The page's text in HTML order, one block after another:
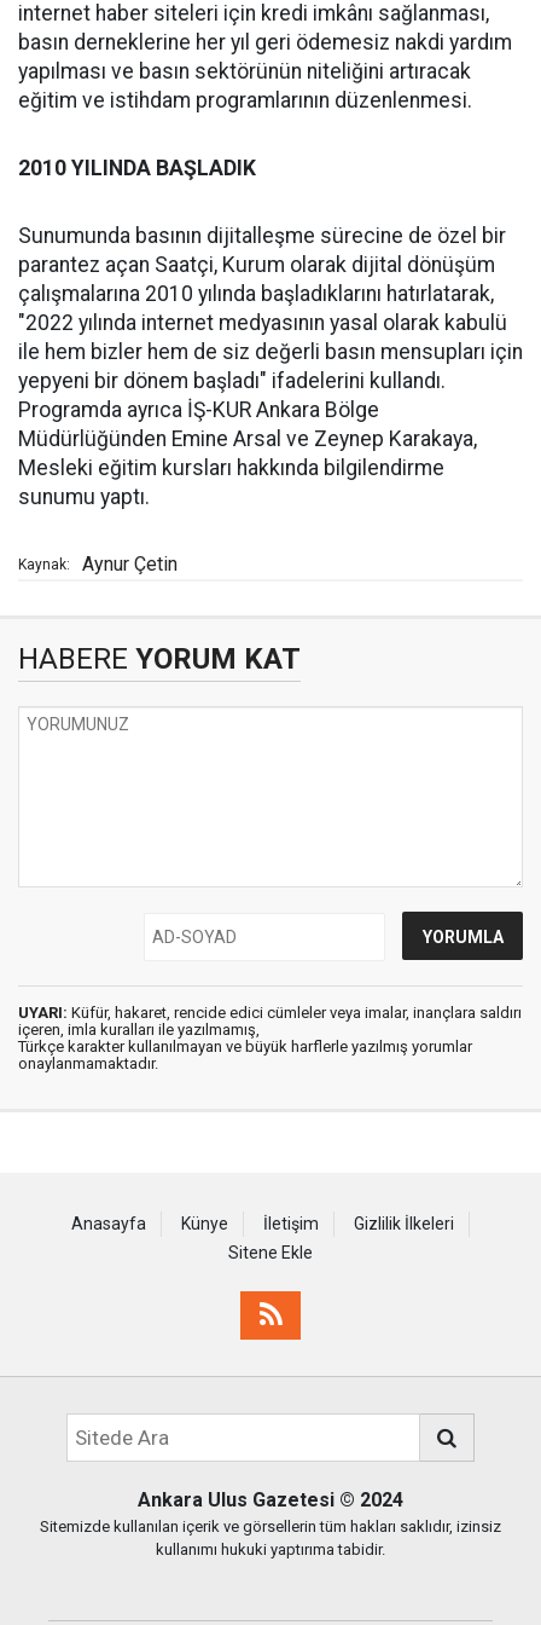
internet haber siteleri için kredi imkânı sağlanması,
basın derneklerine her yıl geri ödemesiz nakdi yardım
yapılması ve basın sektörünün niteliğini artıracak
eğitim ve istihdam programlarının düzenlenmesi.
2010 YILINDA BAŞLADIK
Sunumunda basının dijitalleşme sürecine de özel bir
parantez açan Saatçi, Kurum olarak dijital dönüşüm
çalışmalarına 2010 yılında başladıklarını hatırlatarak,
"2022 yılında internet medyasının yasal olarak kabulü
ile hem bizler hem de siz değerli basın mensupları için
yepyeni bir dönem başladı" ifadelerini kullandı.
Programda ayrıca İŞ-KUR Ankara Bölge
Müdürlüğünden Emine Arsal ve Zeynep Karakaya,
Mesleki eğitim kursları hakkında bilgilendirme
sunumu yaptı.
Kaynak: Aynur Çetin
HABERE YORUM KAT
UYARI: Küfür, hakaret, rencide edici cümleler veya imalar, inançlara saldırı
içeren, imla kuralları ile yazılmamış,
Türkçe karakter kullanılmayan ve büyük harflerle yazılmış yorumlar
onaylanmamaktadır.
Anasayfa Künye İletişim
Gizlilik İlkeleri
Sitene Ekle
Ankara Ulus Gazetesi © 2024
Sitemizde kullanılan içerik ve görsellerin tüm hakları saklıdır, izinsiz
kullanımı hukuki yaptırıma tabidir.